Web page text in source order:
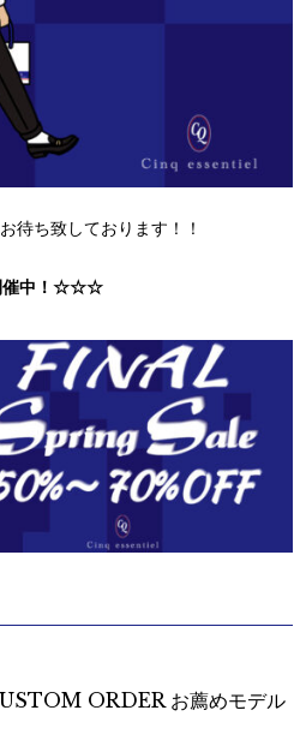
待ち致しております！！
催中！☆☆☆
ORDER お薦めモデル